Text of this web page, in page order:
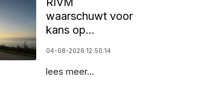
waarschuwt voor
kans op
04-08-2026 12:50:14
lees meer...